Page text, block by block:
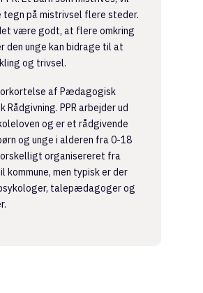
på mistrivsel flere steder.
være godt, at flere omkring
den unge kan bidrage til at
og trivsel.
af Pædagogisk
Rådgivning. PPR arbejder ud
og er et rådgivende
og unge i alderen fra 0-18
organisereret fra
kommune, men typisk er der
talepædagoger og